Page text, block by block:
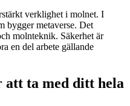
verklighet i molnet. I
bygger metaverse. Det
molnteknik. Säkerhet är
en del arbete gällande
ta med ditt hela